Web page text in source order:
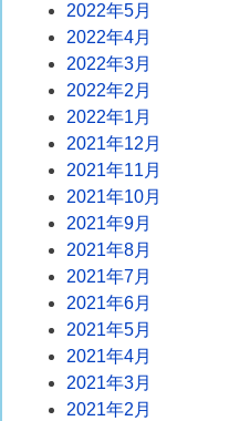
2022年5月
2022年4月
2022年3月
2022年2月
2022年1月
2021年12月
2021年11月
2021年10月
2021年9月
2021年8月
2021年7月
2021年6月
2021年5月
2021年4月
2021年3月
2021年2月